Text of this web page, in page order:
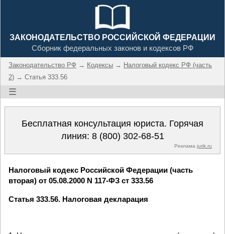
ЗАКОНОДАТЕЛЬСТВО РОССИЙСКОЙ ФЕДЕРАЦИИ
Сборник федеральных законов и кодексов РФ
Законодательство РФ → Кодексы → Налоговый кодекс РФ (часть
2) → Статья 333.56
☰
Бесплатная консультация юриста. Горячая
линия: 8 (800) 302-68-51
Реклама jurik.ru
Налоговый кодекс Российской Федерации (часть
вторая) от 05.08.2000 N 117-ФЗ ст 333.56
Статья 333.56. Налоговая декларация